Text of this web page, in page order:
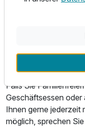
Somit ist die
in gemütlichem
Falls Sie
Geschäftsessen oder
Ihnen gerne jederzeit
möglich, sprechen